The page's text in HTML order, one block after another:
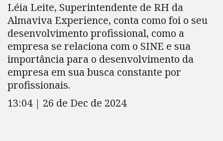
Léia Leite, Superintendente de RH da
Almaviva Experience, conta como foi o seu
desenvolvimento profissional, como a
empresa se relaciona com o SINE e sua
importância para o desenvolvimento da
empresa em sua busca constante por
profissionais.
13:04 | 26 de Dec de 2024